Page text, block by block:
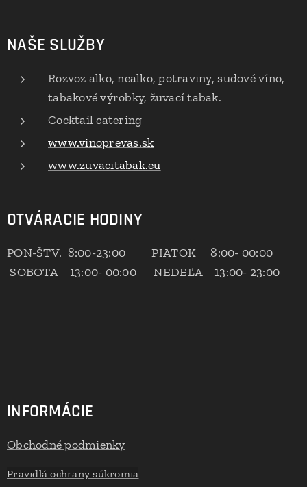
NAŠE SLUŽBY
Rozvoz alko, nealko, potraviny, sudové víno,
tabakové výrobky, žuvací tabak.
Cocktail catering
www.vinoprevas.sk
www.zuvacitabak.eu
OTVÁRACIE HODINY
PON-ŠTV. 8:00-23:00 PIATOK 8:00- 00:00
SOBOTA 13:00- 00:00 NEDEĽA 13:00- 23:00
INFORMÁCIE
Obchodné podmienky
Pravidlá ochrany súkromia